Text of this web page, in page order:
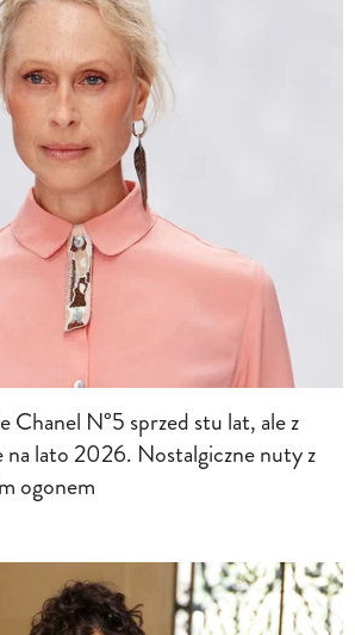
Chanel N°5 sprzed stu lat, ale z
na lato 2026. Nostalgiczne nuty z
ogonem